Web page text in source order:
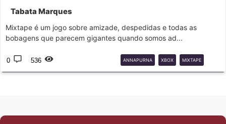
Tabata Marques
Mixtape é um jogo sobre amizade, despedidas e todas as
bobagens que parecem gigantes quando somos ad...
0 536 ANNAPURNA XBOX MIXTAPE
MUSICAL STEAM